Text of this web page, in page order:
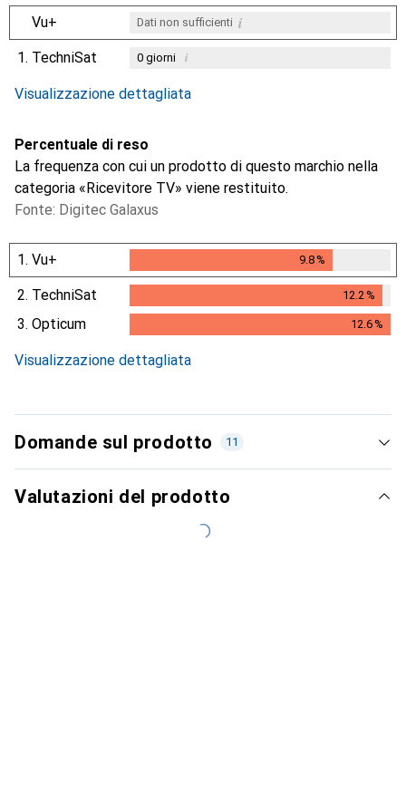
Vu+ Dati non sufficienti i
1. TechniSat 0giorni i
Visualizzazione dettagliata
Percentuale di reso
La frequenza con cui un prodotto di questo marchio nella
categoria «Ricevitore TV» viene restituito.
Fonte: Digitec Galaxus
1. Vu+ 9.8%
2. TechniSat 12.2 %
12.2%
3. Opticum 12.6%
Visualizzazione dettagliata
Domande sul prodotto 11
Valutazioni del prodotto